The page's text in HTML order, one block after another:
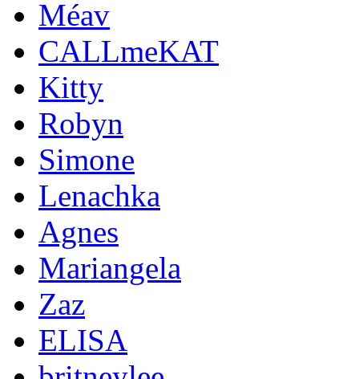
Méav
CALLmeKAT
Kitty
Robyn
Simone
Lenachka
Agnes
Mariangela
Zaz
ELISA